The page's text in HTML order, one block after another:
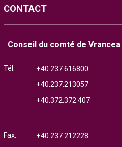
CONTACT
Conseil du comté de Vrancea
Tél:
+40.237.616800
+40.237.213057
+40.372.372.407
Fax:
+40.237.212228